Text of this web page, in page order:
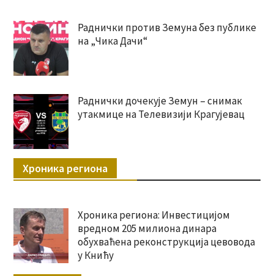
Раднички против Земуна без публике
на „Чика Дачи“
Раднички дочекује Земун – снимак
утакмице на Телевизији Крагујевац
Хроника региона
Хроника региона: Инвестицијом
вредном 205 милиона динара
обухваћена реконструкција цевовода
у Книћу